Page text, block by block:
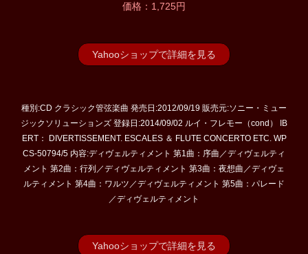
価格：1,725円
Yahooショップで詳細を見る
種別:CD クラシック管弦楽曲 発売日:2012/09/19 販売元:ソニー・ミュー
ジックソリューションズ 登録日:2014/09/02 ルイ・フレモー（cond） IB
ERT： DIVERTISSEMENT. ESCALES ＆ FLUTE CONCERTO ETC. WP
CS-50794/5 内容:ディヴェルティメント 第1曲：序曲／ディヴェルティ
メント 第2曲：行列／ディヴェルティメント 第3曲：夜想曲／ディヴェ
ルティメント 第4曲：ワルツ／ディヴェルティメント 第5曲：パレード
／ディヴェルティメント
Yahooショップで詳細を見る